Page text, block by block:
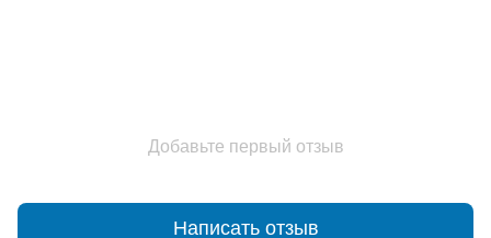
Добавьте первый отзыв
Написать отзыв